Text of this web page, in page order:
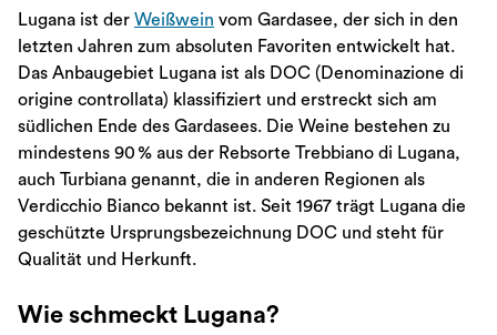
Lugana ist der Weißwein vom Gardasee, der sich in den
letzten Jahren zum absoluten Favoriten entwickelt hat.
Das Anbaugebiet Lugana ist als DOC (Denominazione di
origine controllata) klassifiziert und erstreckt sich am
südlichen Ende des Gardasees. Die Weine bestehen zu
mindestens 90 % aus der Rebsorte Trebbiano di Lugana,
auch Turbiana genannt, die in anderen Regionen als
Verdicchio Bianco bekannt ist. Seit 1967 trägt Lugana die
geschützte Ursprungsbezeichnung DOC und steht für
Qualität und Herkunft.
Wie schmeckt Lugana?